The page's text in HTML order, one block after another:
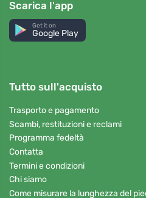
Scarica l'app
Get it on
Google Play
Tutto sull'acquisto
Trasporto e pagamento
Scambi, restituzioni e reclami
Programma fedeltà
Contatta
Termini e condizioni
Chi siamo
Come misurare la lunghezza del